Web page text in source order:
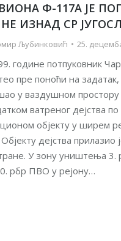
Ф-117А ЈЕ
ИЗНАД СР
Љубинковић 25.
године потпуковник
пре поноћи на
у ваздушном простору
ватреног дејства по
објекту у ширем
дејства прилазио
У зону уништења 3.
рбр ПВО у рејону…